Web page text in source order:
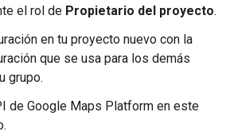
el rol de Propietario del proyecto.
en tu proyecto nuevo con la
que se usa para los demás
grupo.
de Google Maps Platform en este